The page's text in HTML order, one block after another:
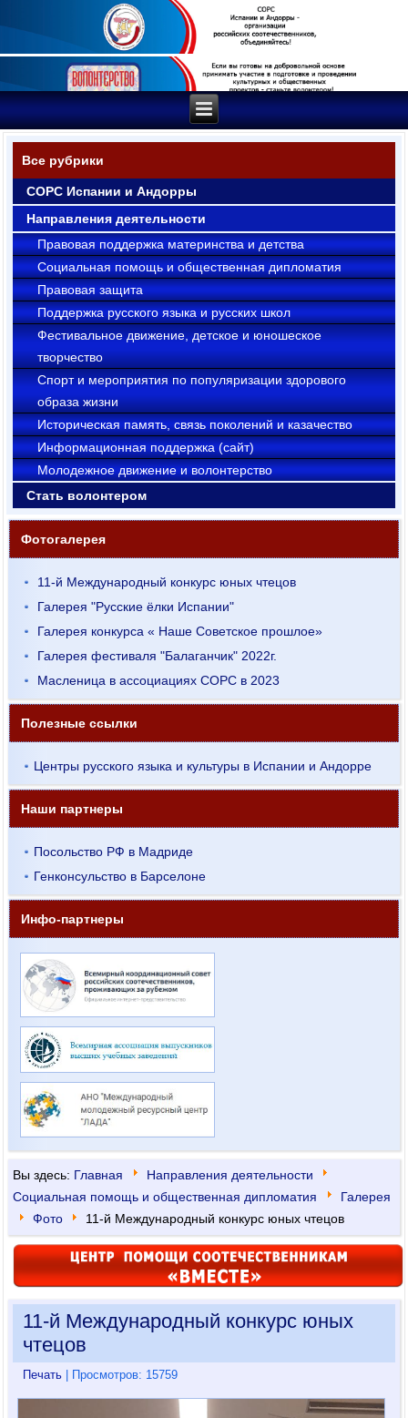
Все рубрики
СОРС Испании и Андорры
Направления деятельности
Правовая поддержка материнства и детства
Социальная помощь и общественная дипломатия
Правовая защита
Поддержка русского языка и русских школ
Фестивальное движение, детское и юношеское
творчество
Cпорт и мероприятия по популяризации здорового
образа жизни
Историческая память, связь поколений и казачество
Информационная поддержка (сайт)
Молодежное движение и волонтерство
Стать волонтером
Фотогалерея
11-й Международный конкурс юных чтецов
Галерея "Русские ёлки Испании"
Галерея конкурса « Наше Советское прошлое»
Галерея фестиваля "Балаганчик" 2022г.
Масленица в ассоциациях СОРС в 2023
Полезные ссылки
Центры русского языка и культуры в Испании и Андорре
Наши партнеры
Посольство РФ в Мадриде
Генконсульство в Барселоне
Инфо-партнеры
Вы здесь: Главная
Направления деятельности
Социальная помощь и общественная дипломатия
Галерея
Фото
11-й Международный конкурс юных чтецов
11-й Международный конкурс юных
чтецов
Печать | Просмотров: 15759